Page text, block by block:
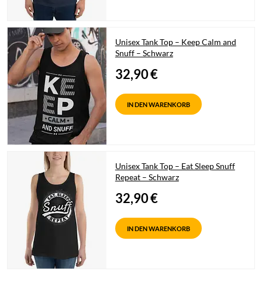
Unisex Tank Top – Keep Calm and
Snuff – Schwarz
32,90€
IN DEN WARENKORB
Unisex Tank Top – Eat Sleep Snuff
Repeat – Schwarz
32,90€
IN DEN WARENKORB